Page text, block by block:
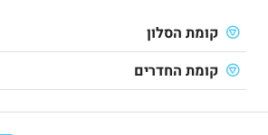
קומת הסלון
קומת החדרים